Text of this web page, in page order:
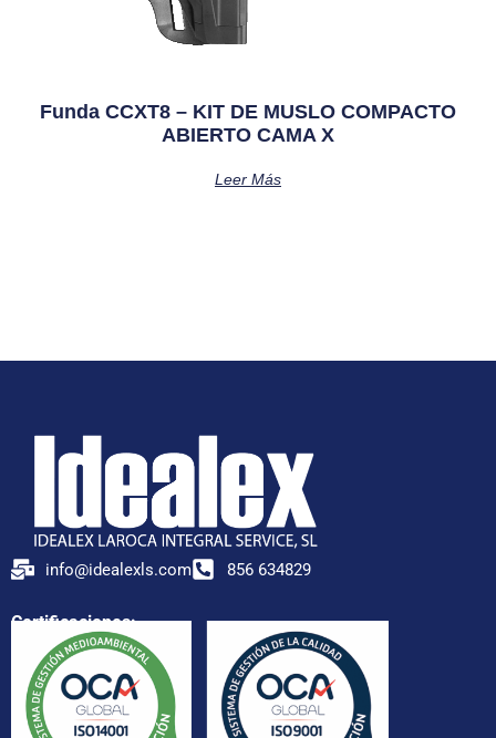
Funda CCXT8 – KIT DE MUSLO COMPACTO
ABIERTO CAMA X
Leer Más
info@idealexls.com 856 634829
Certificaciones: